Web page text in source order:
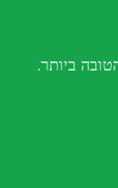
ביותר.